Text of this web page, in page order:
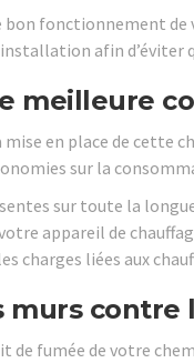
fonctionnement
afin d’éviter
meilleure
en place de cette
sur la
sur toute la
appareil de
charges liées aux
contre
de fumée de votre